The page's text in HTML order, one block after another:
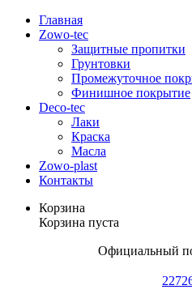
Главная
Zowo-tec
Защитные пропитки
Грунтовки
Промежуточное
Финишное покрытие
Deco-tec
Лаки
Краска
Масла
Zowo-plast
Контакты
Корзина
Корзина пуста
Официальный